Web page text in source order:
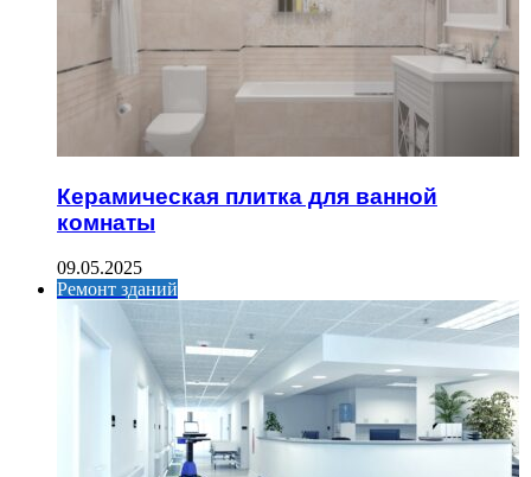
Керамическая плитка для ванной
комнаты
09.05.2025
Ремонт зданий